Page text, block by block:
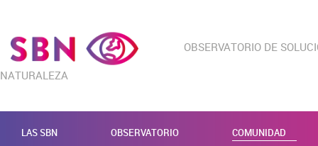
OBSERVATORIO DE
NATURALEZA
LAS SBN OBSERVATORIO COMUNIDAD